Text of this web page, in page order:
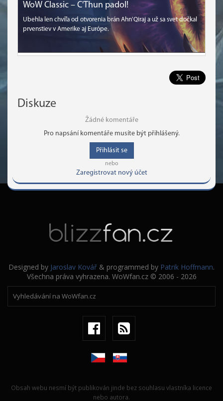
WoW Classic – C'Thun padol!
Ubehla len chvíľa od otvorenia brán Ahn'Qiraj a už sa svet dočkal
prvenstiev v Amerike aj Európe.
Diskuze
Žádné komentáře
Pro napsání komentáře musíte být přihlášený.
Přihlásit se
nebo
Zaregistrovat nový účet
Designed by Jaroslav Kovář & programmed by Patrik Hoffmann.
Všechna práva vyhrazena. WoWfan.cz © 2006 - 2026
Obsah webu nesmí být publikován jinde bez souhlasu vlastníka licence
nebo autora.